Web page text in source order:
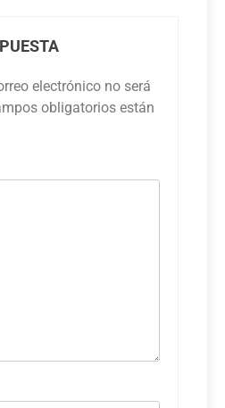
electrónico no será
obligatorios están